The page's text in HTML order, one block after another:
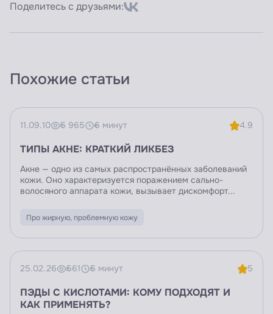
Поделитесь с друзьями:
Похожие статьи
11.09.10 5 965 6 минут 4.9
ТИПЫ АКНЕ: КРАТКИЙ ЛИКБЕЗ
Акне — одно из самых распространённых заболеваний
кожи. Оно характеризуется поражением сально-
волосяного аппарата кожи, вызывает дискомфорт...
Про жирную, проблемную кожу
25.02.26 561 5 минут 5
ПЭДЫ С КИСЛОТАМИ: КОМУ ПОДХОДЯТ И
КАК ПРИМЕНЯТЬ?